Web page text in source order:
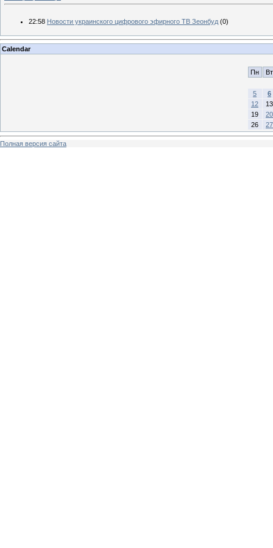
22:58 Новости украинского цифрового эфирного ТВ Зеонбуд (0)
Calendar
Пн Вт
5
6
12
13
19
20
26
27
Полная версия сайта